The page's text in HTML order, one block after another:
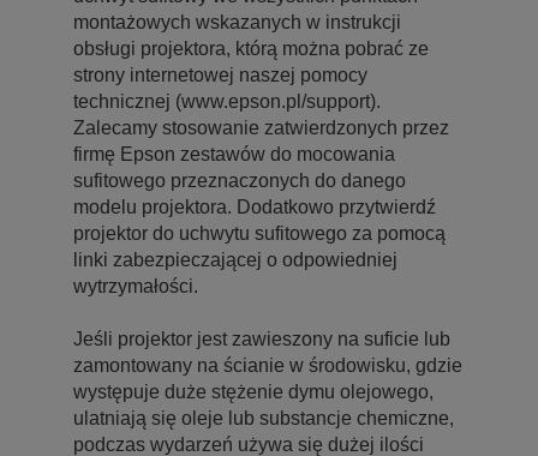
montażowych wskazanych w instrukcji
obsługi projektora, którą można pobrać ze
strony internetowej naszej pomocy
technicznej (www.epson.pl/support).
Zalecamy stosowanie zatwierdzonych przez
firmę Epson zestawów do mocowania
sufitowego przeznaczonych do danego
modelu projektora. Dodatkowo przytwierdź
projektor do uchwytu sufitowego za pomocą
linki zabezpieczającej o odpowiedniej
wytrzymałości.
Jeśli projektor jest zawieszony na suficie lub
zamontowany na ścianie w środowisku, gdzie
występuje duże stężenie dymu olejowego,
ulatniają się oleje lub substancje chemiczne,
podczas wydarzeń używa się dużej ilości